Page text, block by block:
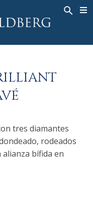
tres diamantes
rodeados
bífida en